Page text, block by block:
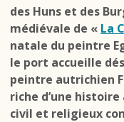
des Huns et des
médiévale de « La
natale du peintre
le port accueille
peintre autrichien
riche d’une
civil et religieux